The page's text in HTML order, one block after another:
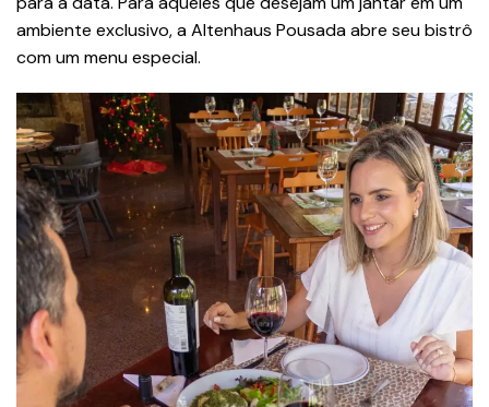
ambiente exclusivo, a Altenhaus Pousada abre seu bistrô
com um menu especial.